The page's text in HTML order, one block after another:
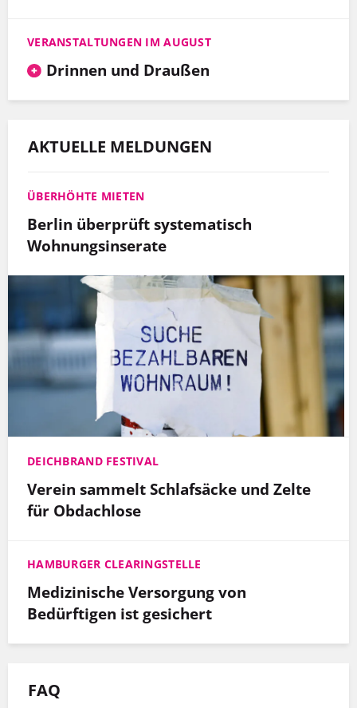
VERANSTALTUNGEN IM AUGUST
Drinnen und Draußen
AKTUELLE MELDUNGEN
ÜBERHÖHTE MIETEN
Berlin überprüft systematisch
Wohnungsinserate
DEICHBRAND FESTIVAL
Verein sammelt Schlafsäcke und Zelte
für Obdachlose
HAMBURGER CLEARINGSTELLE
Medizinische Versorgung von
Bedürftigen ist gesichert
FAQ